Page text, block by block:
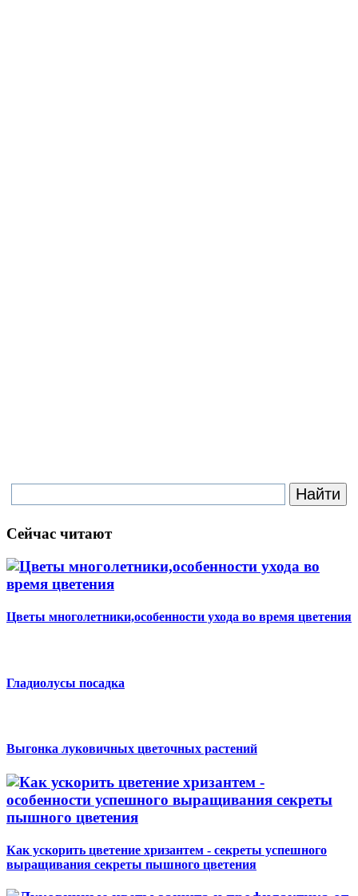
Сейчас читают
Цветы многолетники,особенности ухода во время цветения
Гладиолусы посадка
Выгонка луковичных цветочных растений
Как ускорить цветение хризантем - секреты успешного
выращивания секреты пышного цветения